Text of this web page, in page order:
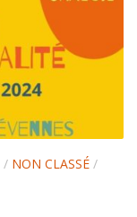
/ NON CLASSÉ /